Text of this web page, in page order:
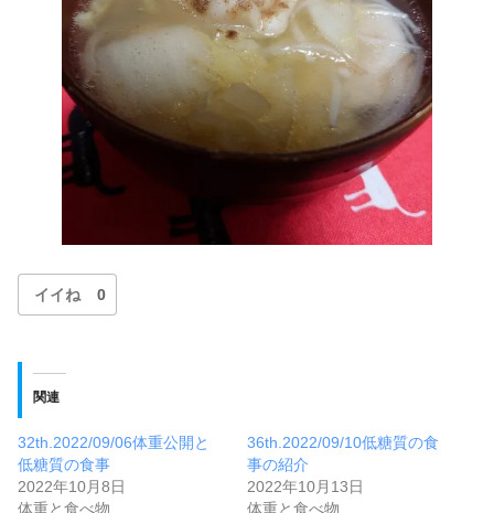
イイね 0
関連
32th.2022/09/06体重公開と
低糖質の食事
2022年10月8日
体重と食べ物
36th.2022/09/10低糖質の食
事の紹介
2022年10月13日
体重と食べ物